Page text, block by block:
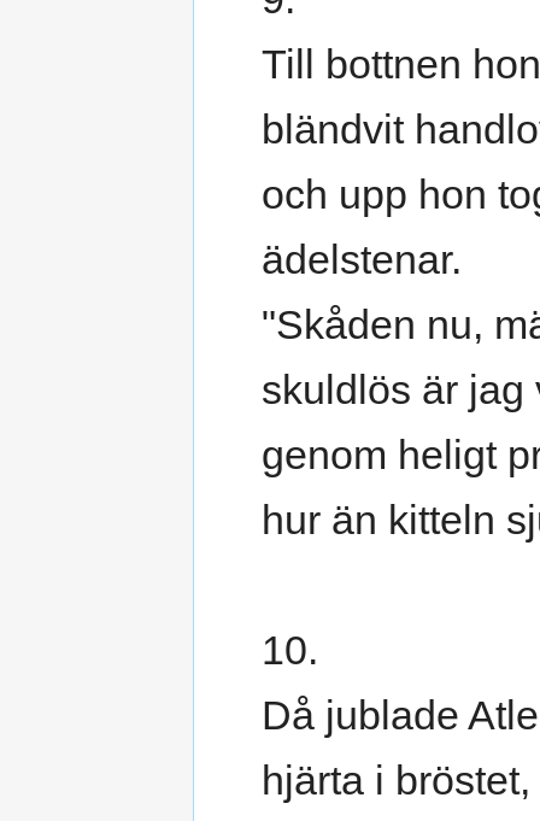
Till bottnen
bländvit
och upp hon
ädelstenar.
"Skåden nu,
skuldlös är jag
genom heligt
hur än kitteln
10.
Då jublade
hjärta i bröstet,